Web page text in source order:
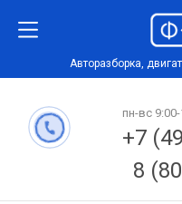
Авторазборка,
пн-вс
+7
8